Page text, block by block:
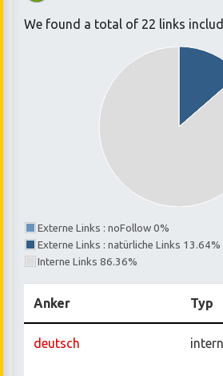
We found a total of 22 links
Externe Links : noFollow 0%
Externe Links : natürliche Links 13.64%
Interne Links 86.36%
Anker Typ
deutsch intern